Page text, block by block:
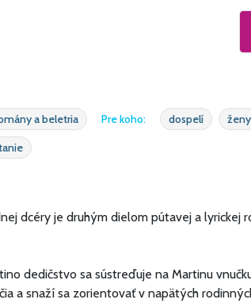
a beletria Pre koho: dospelí ženy
dcéry je druhým dielom pútavej a lyrickej
dedičstvo sa sústreďuje na Martinu
a snaží sa zorientovať v napätých